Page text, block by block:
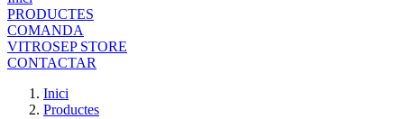
PRODUCTES
COMANDA
VITROSEP STORE
CONTACTAR
Inici
Productes